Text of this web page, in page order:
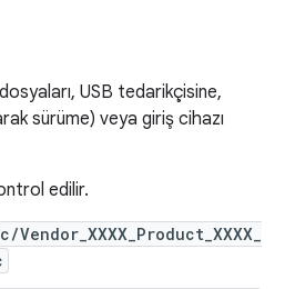
USB tedarikçisine,
sürüme) veya giriş cihazı
edilir.